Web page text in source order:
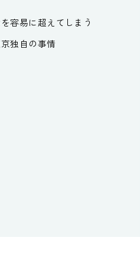
容易に超えてしまう
独自の事情